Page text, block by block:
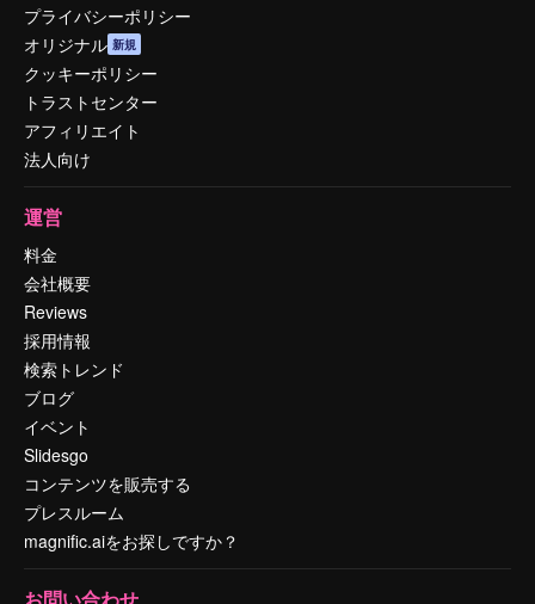
プライバシーポリシー
オリジナル 新規
クッキーポリシー
トラストセンター
アフィリエイト
法人向け
運営
料金
会社概要
Reviews
採用情報
検索トレンド
ブログ
イベント
Slidesgo
コンテンツを販売する
プレスルーム
magnific.aiをお探しですか？
お問い合わせ